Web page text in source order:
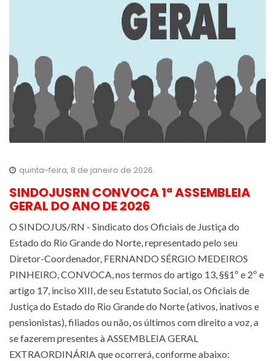
quinta-feira, 8 de janeiro de 2026.
SINDOJUSRN CONVOCA 1ª ASSEMBLEIA
GERAL DO ANO DE 2026
O SINDOJUS/RN - Sindicato dos Oficiais de Justiça do
Estado do Rio Grande do Norte, representado pelo seu
Diretor-Coordenador, FERNANDO SÉRGIO MEDEIROS
PINHEIRO, CONVOCA, nos termos do artigo 13, §§1º e 2º e
artigo 17, inciso XIII, de seu Estatuto Social, os Oficiais de
Justiça do Estado do Rio Grande do Norte (ativos, inativos e
pensionistas), filiados ou não, os últimos com direito a voz, a
se fazerem presentes à ASSEMBLEIA GERAL
EXTRAORDINÁRIA que ocorrerá, conforme abaixo: